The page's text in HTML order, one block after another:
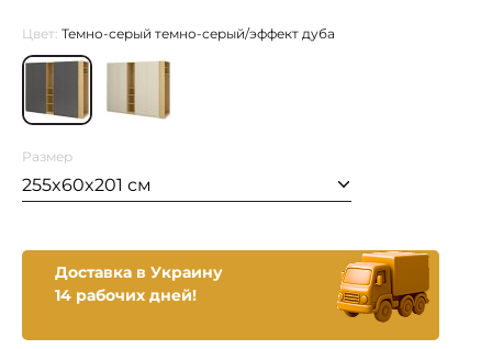
Цвет: Темно-серый темно-серый/эффект дуба
Размер
255x60x201 см
Доставка в Украину
14 рабочих дней!